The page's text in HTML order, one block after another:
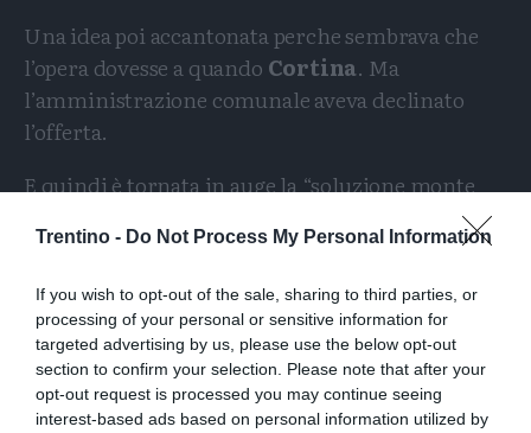
Trentino - Do Not Process My Personal Information
If you wish to opt-out of the sale, sharing to third parties, or
processing of your personal or sensitive information for
targeted advertising by us, please use the below opt-out
section to confirm your selection. Please note that after your
opt-out request is processed you may continue seeing
interest-based ads based on personal information utilized by
Una idea poi accantonata perche sembrava che
l’opera dovesse a quando Cortina. Ma
l’amministrazione comunale aveva declinato
l’offerta.
E quindi è tornata in auge la “soluzione monte
Baldo” in località Tratto Spino. E domani ci sarà
la protesta.
Condividi
questo
articolo
su
Whatsapp
Condividi
questo
articolo
su
Telegram
TwitterCondividi
Tags
Croce Astile Monte Baldo
Papa Wojtyla
Manifestazione